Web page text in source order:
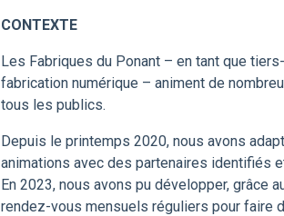
CONTEXTE
Les Fabriques du Ponant – en tant que
fabrication numérique – animent de
tous les publics.
Depuis le printemps 2020, nous avons
animations avec des partenaires identifiés
En 2023, nous avons pu développer, grâce
rendez-vous mensuels réguliers pour faire